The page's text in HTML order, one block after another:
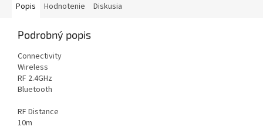
Popis Hodnotenie Diskusia
Podrobný popis
Connectivity
Wireless
RF 2.4GHz
Bluetooth
RF Distance
10m